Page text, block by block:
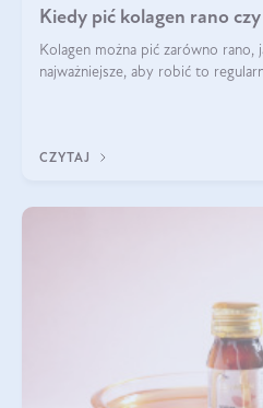
Kiedy pić kolagen rano
Kolagen można pić zarówno
najważniejsze, aby robić to
CZYTAJ